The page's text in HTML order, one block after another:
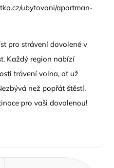
ubytovani/apartman-
pro strávení dovolené v
Každý region nabízí
trávení volna, ať už
než popřát štěstí,
pro vaši dovolenou!